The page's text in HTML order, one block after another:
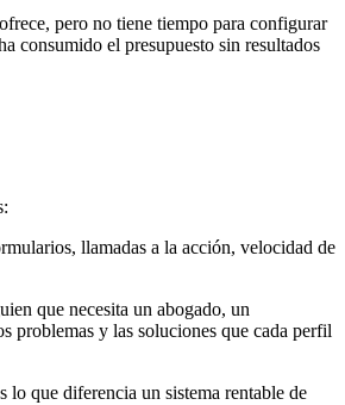
pero no tiene tiempo para configurar
consumido el presupuesto sin resultados
llamadas a la acción, velocidad de
que necesita un abogado, un
problemas y las soluciones que cada perfil
lo que diferencia un sistema rentable de